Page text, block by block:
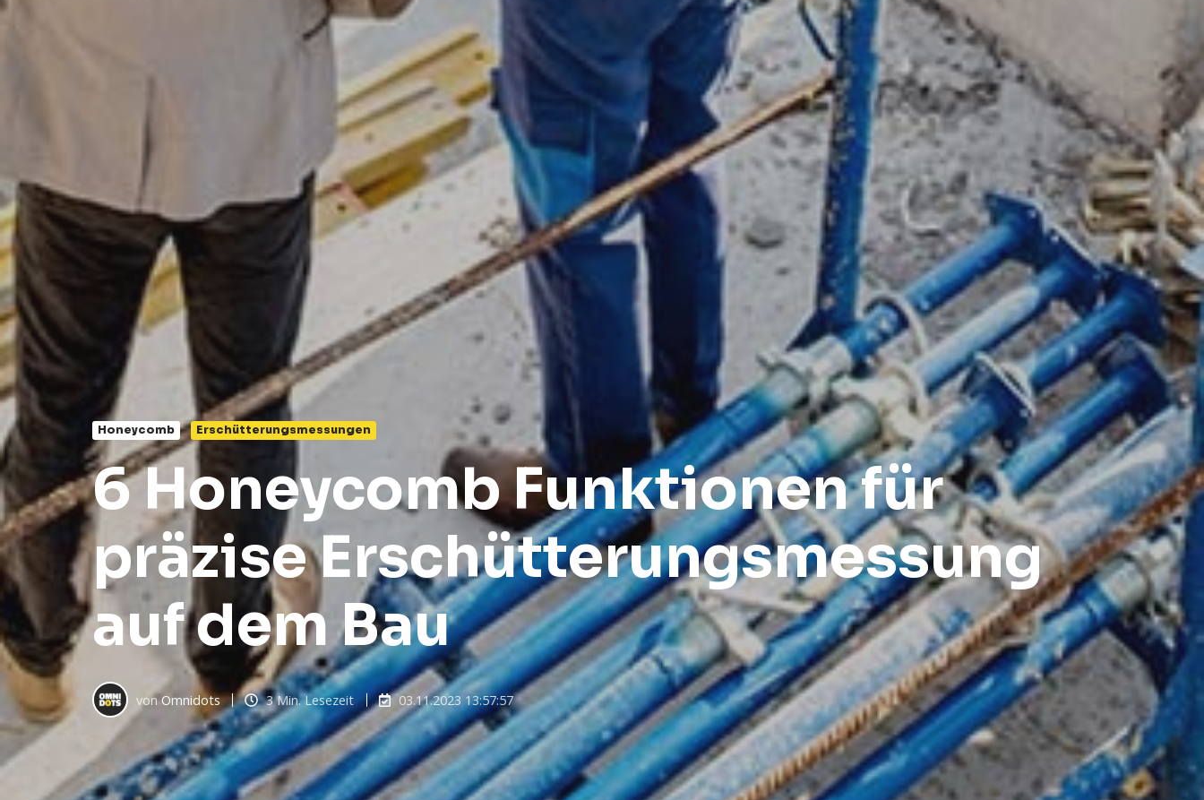
Honeycomb Erschütterungsmessungen
6 Honeycomb Funktionen für
präzise Erschütterungsmessung
auf dem Bau
vonOmnidots 3 Min. Lesezeit 03.11.2023 13:57:57